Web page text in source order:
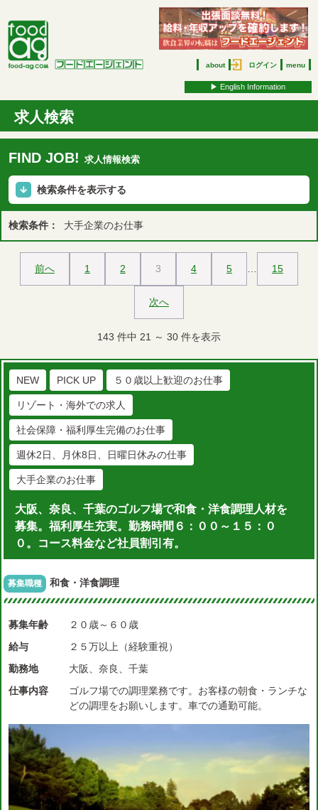
about ログイン menu
▶︎ English Information
求人検索
FIND JOB! 求人情報検索
検索条件を表示する
検索条件： 大手企業のお仕事
前へ 1 2 3 4 5 15
次へ
143 件中 21 ～ 30 件を表示
NEW PICK UP ５０歳以上歓迎のお仕事
リゾート・海外での求人
社会保障・福利厚生完備のお仕事
週休2日、月休8日、日曜日休みの仕事
大手企業のお仕事
大阪、奈良、千葉のゴルフ場で和食・洋食調理人材を
募集。福利厚生充実。勤務時間６：００～１５：０
０。コース料金など社員割引有。
募集職種 和食・洋食調理
募集年齢
２０歳～６０歳
給与
２５万以上（経験重視）
勤務地
大阪、奈良、千葉
仕事内容
ゴルフ場での調理業務です。お客様の朝食・ランチな
どの調理をお願いします。車での通勤可能。